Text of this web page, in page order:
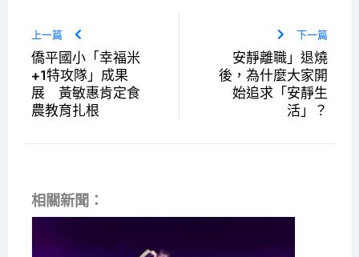
上一篇
僑平國小「幸福米
+1特攻隊」成果
展 黃敏惠肯定食
農教育扎根
下一篇
安靜離職」退燒
後，為什麼大家開
始追求「安靜生
活」？
相關新聞：